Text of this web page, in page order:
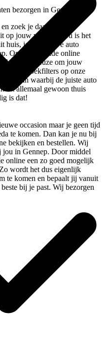
bezorgen in Gennep
zoek je daarvoor een
op jouw wensen? Nu is het
huis, jouw nieuwe auto
Ons uitgebreide online
genoeg keuze om jouw
Met de zoekfilters op onze
in waarbij de juiste auto
dit allemaal gewoon thuis
is dat!
occasion maar je geen tijd
te komen. Dan kan je nu bij
bekijken en bestellen. Wij
jou in Gennep. Door middel
online een zo goed mogelijk
wordt het dus eigenlijk
te komen en bepaalt jij vanuit
bij je past. Wij bezorgen